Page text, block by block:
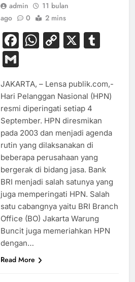
admin
11 bulan
ago
0 2 mins
Facebook
WhatsApp
Copy
X
Gmail
JAKARTA, – Lensa publik.com,-
Hari Pelanggan Nasional (HPN)
resmi diperingati setiap 4
September. HPN diresmikan
pada 2003 dan menjadi agenda
rutin yang dilaksanakan di
beberapa perusahaan yang
bergerak di bidang jasa. Bank
BRI menjadi salah satunya yang
juga memperingati HPN. Salah
satu cabangnya yaitu BRI Branch
Office (BO) Jakarta Warung
Buncit juga memeriahkan HPN
dengan…
Read More